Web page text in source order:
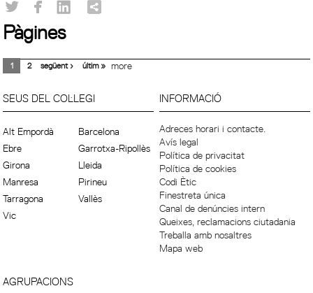
Pàgines
1 2 següent › últim » more
SEUS DEL COL·LEGI
Alt Empordà
Barcelona
Ebre
Garrotxa-Ripollès
Girona
Lleida
Manresa
Pirineu
Tarragona
Vallès
Vic
INFORMACIÓ
Adreces horari i contacte.
Avís legal
Política de privacitat
Política de cookies
Codi Ètic
Finestreta única
Canal de denúncies intern
Queixes, reclamacions ciutadania
Treballa amb nosaltres
Mapa web
AGRUPACIONS